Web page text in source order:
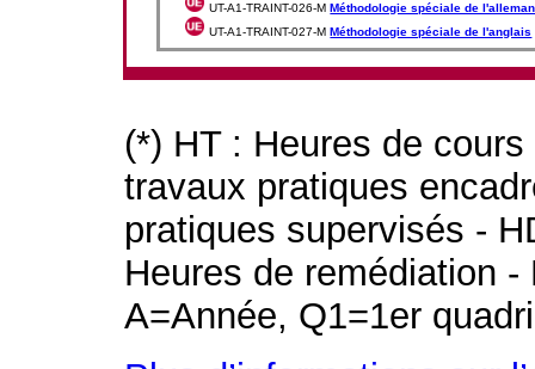
UT-A1-TRAINT-026-MMéthodologie spéciale de
UT-A1-TRAINT-027-MMéthodologie spéciale de l'anglais
(*) HT : Heures de
travaux pratiques
pratiques supervisés -
Heures de remédiation
A=Année, Q1=1er